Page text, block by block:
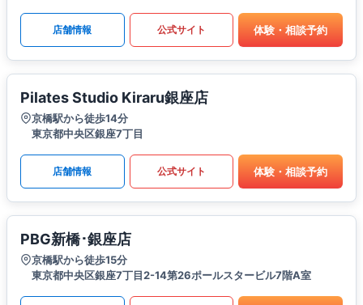
店舗情報 公式サイト 体験・相談予約
Pilates Studio Kiraru銀座店
京橋駅から徒歩14分
東京都中央区銀座7丁目
店舗情報 公式サイト 体験・相談予約
PBG新橋･銀座店
京橋駅から徒歩15分
東京都中央区銀座7丁目2-14第26ポールスタービル7階A室